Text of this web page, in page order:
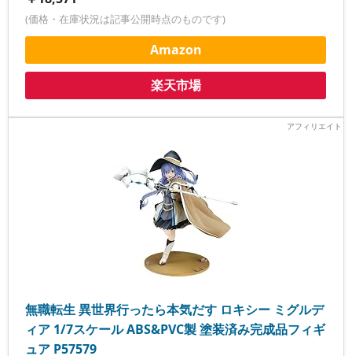
(価格・在庫状況は記事公開時点のものです)
Amazon
楽天市場
無職転生 異世界行ったら本気だす ロキシー ミグルデ
ィア 1/7スケール ABS&PVC製 塗装済み完成品フィギ
ュア P57579